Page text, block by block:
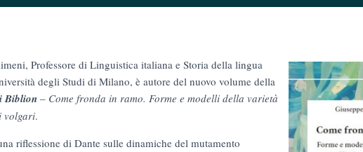
Professore di Linguistica italiana e Storia della lingua
degli Studi di Milano, è autore del nuovo volume della
Biblion – Come fronda in ramo. Forme e modelli della varietà
volgari.
riflessione di Dante sulle dinamiche del mutamento